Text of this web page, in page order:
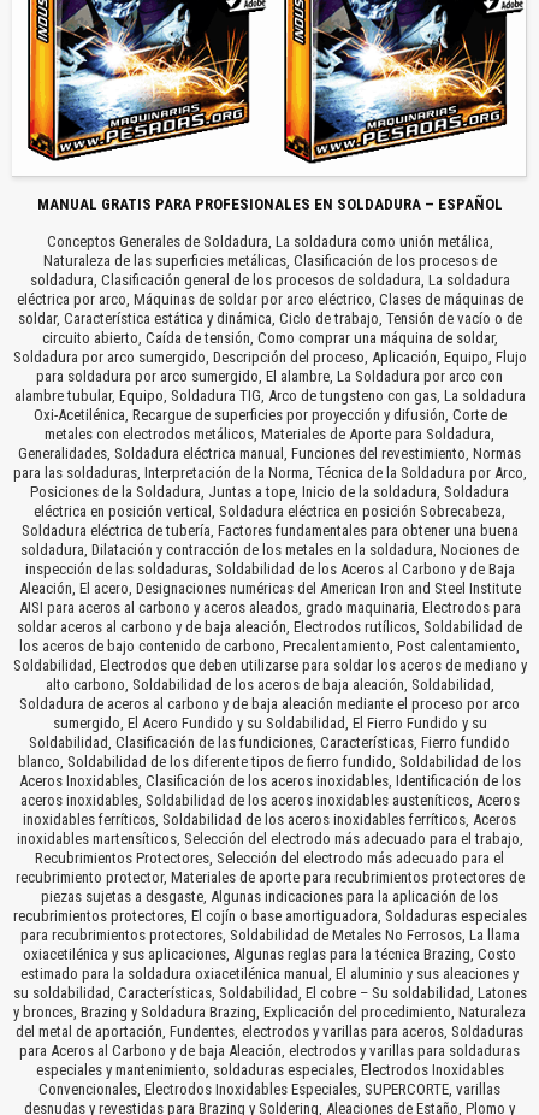
MANUAL GRATIS PARA PROFESIONALES EN SOLDADURA – ESPAÑOL
Conceptos Generales de Soldadura, La soldadura como unión metálica,
Naturaleza de las superficies metálicas, Clasificación de los procesos de
soldadura, Clasificación general de los procesos de soldadura, La soldadura
eléctrica por arco, Máquinas de soldar por arco eléctrico, Clases de máquinas de
soldar, Característica estática y dinámica, Ciclo de trabajo, Tensión de vacío o de
circuito abierto, Caída de tensión, Como comprar una máquina de soldar,
Soldadura por arco sumergido, Descripción del proceso, Aplicación, Equipo, Flujo
para soldadura por arco sumergido, El alambre, La Soldadura por arco con
alambre tubular, Equipo, Soldadura TIG, Arco de tungsteno con gas, La soldadura
Oxi-Acetilénica, Recargue de superficies por proyección y difusión, Corte de
metales con electrodos metálicos, Materiales de Aporte para Soldadura,
Generalidades, Soldadura eléctrica manual, Funciones del revestimiento, Normas
para las soldaduras, Interpretación de la Norma, Técnica de la Soldadura por Arco,
Posiciones de la Soldadura, Juntas a tope, Inicio de la soldadura, Soldadura
eléctrica en posición vertical, Soldadura eléctrica en posición Sobrecabeza,
Soldadura eléctrica de tubería, Factores fundamentales para obtener una buena
soldadura, Dilatación y contracción de los metales en la soldadura, Nociones de
inspección de las soldaduras, Soldabilidad de los Aceros al Carbono y de Baja
Aleación, El acero, Designaciones numéricas del American Iron and Steel Institute
AISI para aceros al carbono y aceros aleados, grado maquinaria, Electrodos para
soldar aceros al carbono y de baja aleación, Electrodos rutílicos, Soldabilidad de
los aceros de bajo contenido de carbono, Precalentamiento, Post calentamiento,
Soldabilidad, Electrodos que deben utilizarse para soldar los aceros de mediano y
alto carbono, Soldabilidad de los aceros de baja aleación, Soldabilidad,
Soldadura de aceros al carbono y de baja aleación mediante el proceso por arco
sumergido, El Acero Fundido y su Soldabilidad, El Fierro Fundido y su
Soldabilidad, Clasificación de las fundiciones, Características, Fierro fundido
blanco, Soldabilidad de los diferente tipos de fierro fundido, Soldabilidad de los
Aceros Inoxidables, Clasificación de los aceros inoxidables, Identificación de los
aceros inoxidables, Soldabilidad de los aceros inoxidables austeníticos, Aceros
inoxidables ferríticos, Soldabilidad de los aceros inoxidables ferríticos, Aceros
inoxidables martensíticos, Selección del electrodo más adecuado para el trabajo,
Recubrimientos Protectores, Selección del electrodo más adecuado para el
recubrimiento protector, Materiales de aporte para recubrimientos protectores de
piezas sujetas a desgaste, Algunas indicaciones para la aplicación de los
recubrimientos protectores, El cojín o base amortiguadora, Soldaduras especiales
para recubrimientos protectores, Soldabilidad de Metales No Ferrosos, La llama
oxiacetilénica y sus aplicaciones, Algunas reglas para la técnica Brazing, Costo
estimado para la soldadura oxiacetilénica manual, El aluminio y sus aleaciones y
su soldabilidad, Características, Soldabilidad, El cobre – Su soldabilidad, Latones
y bronces, Brazing y Soldadura Brazing, Explicación del procedimiento, Naturaleza
del metal de aportación, Fundentes, electrodos y varillas para aceros, Soldaduras
para Aceros al Carbono y de baja Aleación, electrodos y varillas para soldaduras
especiales y mantenimiento, soldaduras especiales, Electrodos Inoxidables
Convencionales, Electrodos Inoxidables Especiales, SUPERCORTE, varillas
desnudas y revestidas para Brazing y Soldering, Aleaciones de Estaño, Plomo y